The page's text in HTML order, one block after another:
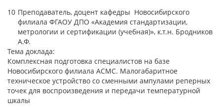
10 Преподаватель, доцент кафедры Новосибирского
филиала ФГАОУ ДПО «Академия стандартизации,
метрологии и сертификации (учебная)», к.т.н. Бродников
А.Ф.
Тема доклада:
Комплексная подготовка специалистов на базе
Новосибирского филиала АСМС. Малогабаритное
техническое устройство со сменными ампулами реперных
точек для воспроизведения и передачи температурной
шкалы